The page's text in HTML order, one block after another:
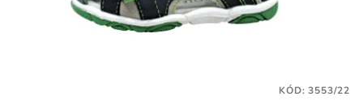
KÓD:3553/22